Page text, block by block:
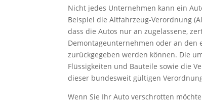
Nicht jedes Unternehmen kann ein
Beispiel die Altfahrzeug-Verordnung
dass die Autos nur an zugelassene,
Demontageunternehmen oder an
zurückgegeben werden können. Die
Flüssigkeiten und Bauteile sowie die
dieser bundesweit gültigen
Wenn Sie Ihr Auto verschrotten